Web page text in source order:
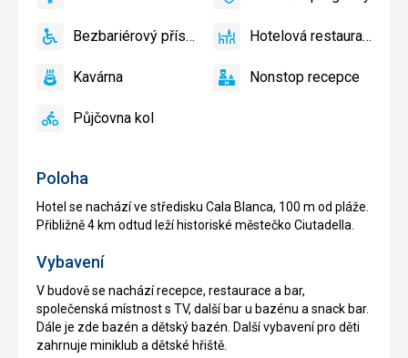
Poloha
Hotel se nachází ve středisku Cala Blanca, 100 m od pláže.
Přibližně 4 km odtud leží historiské městečko Ciutadella.
Vybavení
V budově se nachází recepce, restaurace a bar,
společenská místnost s TV, další bar u bazénu a snack bar.
Dále je zde bazén a dětský bazén. Další vybavení pro děti
zahrnuje miniklub a dětské hřiště.
a
slunečníky
na
zdarma
Dětský
Fitness
ano
Animační
ano
Bezbariérový
Bezbariérový přístup
ano
HotelováHotelová restaurace
ano
KavárnaKavárna
ano
NonstopNonstop recepce
ano
PůjčovnaPůjčovna kol
ano